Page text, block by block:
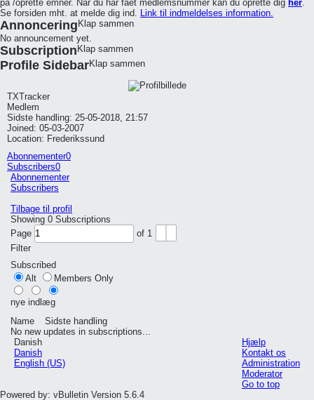
på /oprette emner. Når du har fået medlemsnummer kan du oprette dig her.
Se forsiden mht. at melde dig ind. Link til indmeldelses information.
Annoncering Klap sammen
No announcement yet.
Subscription Klap sammen
Profile SidebarKlap sammen
TXTracker
Medlem
Sidste handling: 25-05-2018, 21:57
Joined: 05-03-2007
Location: Frederikssund
Abonnementer0
Subscribers0
Abonnementer
Subscribers
Tilbage til profil
Showing 0 Subscriptions
Page
of 1
Filter
Subscribed
Alt
Members Only
nye indlæg
Name
Sidste handling
No new updates in subscriptions...
Danish
Danish
English (US)
Hjælp
Kontakt os
Administration
Moderator
Go to top
Powered by: vBulletin Version 5.6.4